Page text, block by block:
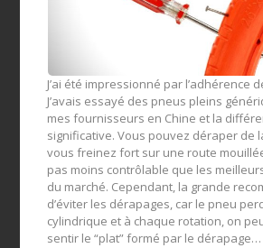
J’ai été impressionné par l’adhérence
J’avais essayé des pneus pleins
mes fournisseurs en Chine et la
significative. Vous pouvez déraper de
vous freinez fort sur une route
pas moins contrôlable que les
du marché. Cependant, la grande
d’éviter les dérapages, car le pneu
cylindrique et à chaque rotation, on
sentir le “plat” formé par le dérapage…